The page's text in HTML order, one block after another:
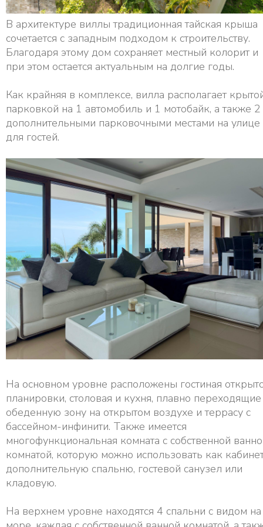
В архитектуре виллы традиционная тайская крыша
сочетается с западным подходом к строительству.
Благодаря этому дом сохраняет местный колорит и
при этом остается актуальным на долгие годы.
Как крайняя в комплексе, вилла располагает
парковкой на 1 автомобиль и 1 мотобайк, а также 2
дополнительными парковочными местами на улице
для гостей.
На основном уровне расположены гостиная
планировки, столовая и кухня, плавно
обеденную зону на открытом воздухе и террасу с
бассейном-инфинити. Также имеется
многофункциональная комната с собственной
комнатой, которую можно использовать как
дополнительную спальню, гостевой санузел или
кладовую.
На верхнем уровне находятся 4 спальни с видом на